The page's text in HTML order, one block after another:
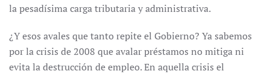
la pesadísima carga tributaria y administrativa.
¿Y esos avales que tanto repite el Gobierno? Ya sabemos
por la crisis de 2008 que avalar préstamos no mitiga ni
evita la destrucción de empleo. En aquella crisis el